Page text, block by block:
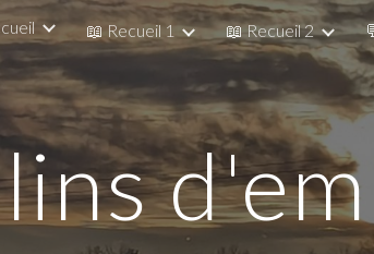
content Skip
📖 Recueil 1 📖 Recueil 2